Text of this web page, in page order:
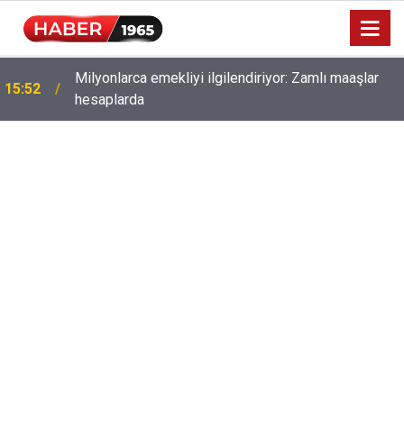
15:52
Milyonlarca emekliyi ilgilendiriyor: Zamlı maaşlar
hesaplarda